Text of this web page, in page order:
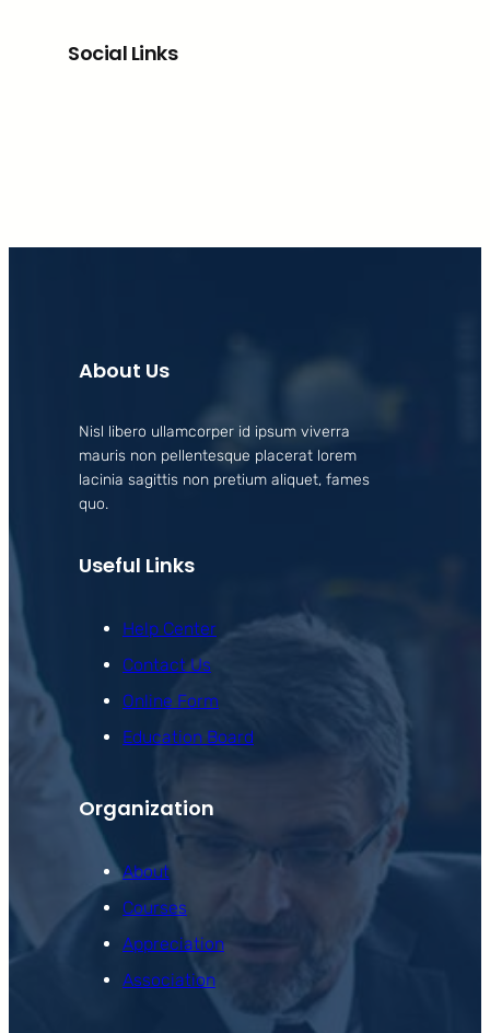
Social Links
About Us
Nisl libero ullamcorper id ipsum viverra
mauris non pellentesque placerat lorem
lacinia sagittis non pretium aliquet, fames
quo.
Useful Links
Help Center
Contact Us
Online Form
Education Board
Organization
About
Courses
Appreciation
Association